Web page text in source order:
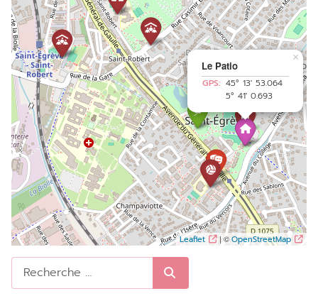
Le Patio
GPS:
45° 13' 53.064
5° 41' 0.693
×
Leaflet | ©OpenStreetMap
Rechercher